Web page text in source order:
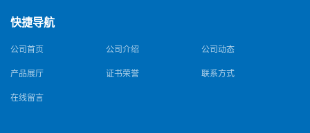
快捷导航
公司首页 公司介绍 公司动态
产品展厅 证书荣誉 联系方式
在线留言